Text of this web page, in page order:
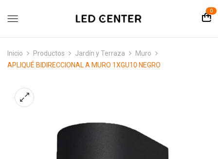
0
Inicio Productos Jardín y Terraza
Muro
APLIQUÉ BIDIRECCIONAL A MURO 1XGU10 NEGRO